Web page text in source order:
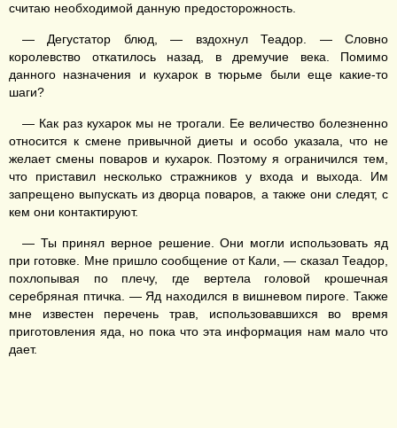
считаю необходимой данную предосторожность.
— Дегустатор блюд, — вздохнул Теадор. — Словно
королевство откатилось назад, в дремучие века. Помимо
данного назначения и кухарок в тюрьме были еще какие-то
шаги?
— Как раз кухарок мы не трогали. Ее величество болезненно
относится к смене привычной диеты и особо указала, что не
желает смены поваров и кухарок. Поэтому я ограничился тем,
что приставил несколько стражников у входа и выхода. Им
запрещено выпускать из дворца поваров, а также они следят, с
кем они контактируют.
— Ты принял верное решение. Они могли использовать яд
при готовке. Мне пришло сообщение от Кали, — сказал Теадор,
похлопывая по плечу, где вертела головой крошечная
серебряная птичка. — Яд находился в вишневом пироге. Также
мне известен перечень трав, использовавшихся во время
приготовления яда, но пока что эта информация нам мало что
дает.